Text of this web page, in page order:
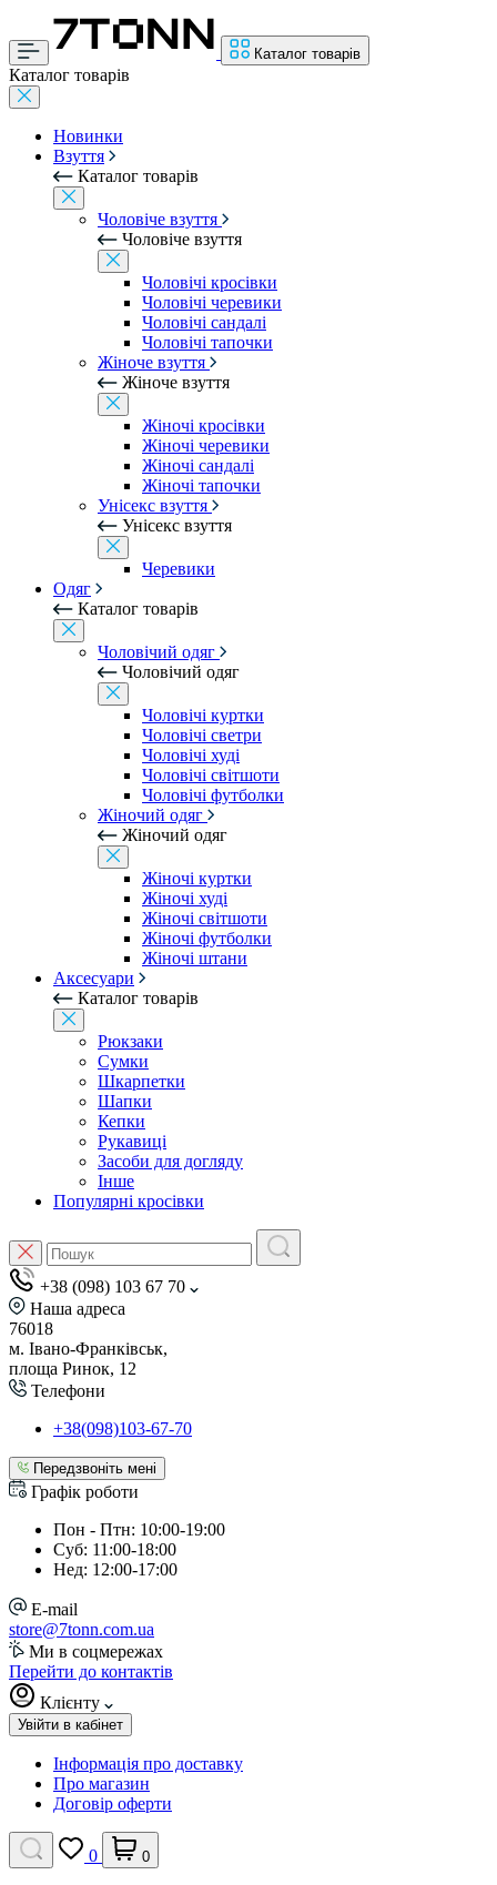
Каталог товарів
Каталог товарів
Новинки
Взуття
Каталог товарів
Чоловіче взуття
Чоловіче взуття
Чоловічі кросівки
Чоловічі черевики
Чоловічі сандалі
Чоловічі тапочки
Жіноче взуття
Жіноче взуття
Жіночі кросівки
Жіночі черевики
Жіночі сандалі
Жіночі тапочки
Унісекс взуття
Унісекс взуття
Черевики
Одяг
Каталог товарів
Чоловічий одяг
Чоловічий одяг
Чоловічі куртки
Чоловічі светри
Чоловічі худі
Чоловічі світшоти
Чоловічі футболки
Жіночий одяг
Жіночий одяг
Жіночі куртки
Жіночі худі
Жіночі світшоти
Жіночі футболки
Жіночі штани
Аксесуари
Каталог товарів
Рюкзаки
Сумки
Шкарпетки
Шапки
Кепки
Рукавиці
Засоби для догляду
Інше
Популярні кросівки
+38 (098) 103 67 70
Наша адреса
76018
м. Івано-Франківськ,
площа Ринок, 12
Телефони
+38(098)103-67-70
Передзвоніть мені
Графік роботи
Пон - Птн: 10:00-19:00
Суб: 11:00-18:00
Нед: 12:00-17:00
E-mail
store@7tonn.com.ua
Ми в соцмережах
Перейти до контактів
Клієнту
Увійти в кабінет
Інформація про доставку
Про магазин
Договір оферти
0 0